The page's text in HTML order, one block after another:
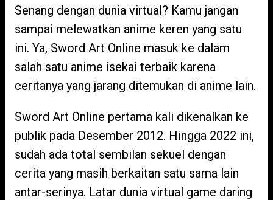
Senang dengan dunia virtual? Kamu jangan
sampai melewatkan anime keren yang satu
ini. Ya, Sword Art Online masuk ke dalam
salah satu anime isekai terbaik karena
ceritanya yang jarang ditemukan di anime lain.
Sword Art Online pertama kali dikenalkan ke
publik pada Desember 2012. Hingga 2022 ini,
sudah ada total sembilan sekuel dengan
cerita yang masih berkaitan satu sama lain
antar-serinya. Latar dunia virtual game daring